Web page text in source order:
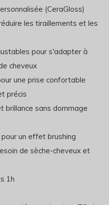
(CeraGloss)
les tiraillements et les
pour s'adapter à
cheveux
une prise confortable
précis
brillance sans dommage
un effet brushing
de sèche-cheveux et
1h